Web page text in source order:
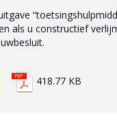
als u constructief
418.77 KB